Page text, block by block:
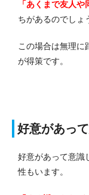
「あくまで友人
ちがあるのでしょ
この場合は無理に
が得策です。
好意があっ
好意があって意識
性もいます。